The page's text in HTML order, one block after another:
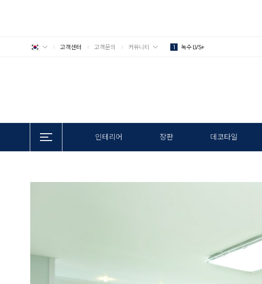
고객센터 고객문의 커뮤니티 1 녹수 LVS+
인테리어 장판 데코타일